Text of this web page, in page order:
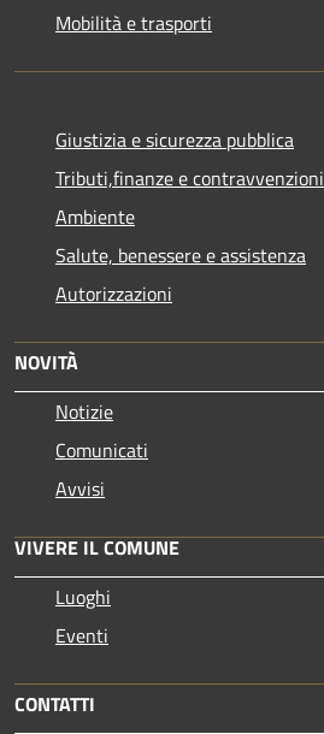
Mobilità e trasporti
Giustizia e sicurezza pubblica
Tributi,finanze e contravvenzioni
Ambiente
Salute, benessere e assistenza
Autorizzazioni
NOVITÀ
Notizie
Comunicati
Avvisi
VIVERE IL COMUNE
Luoghi
Eventi
CONTATTI